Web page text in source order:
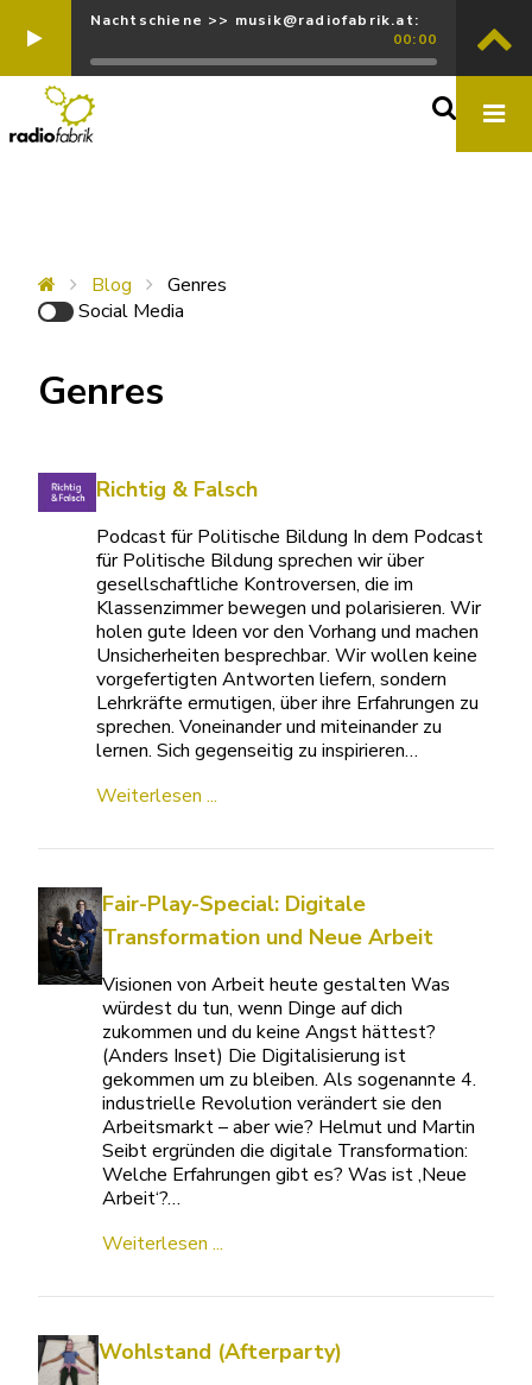
Nachtschiene >> musik@radiofabrik.at:
00:00
Blog
Genres
Social Media
Genres
Richtig & Falsch
Podcast für Politische Bildung In dem Podcast
für Politische Bildung sprechen wir über
gesellschaftliche Kontroversen, die im
Klassenzimmer bewegen und polarisieren. Wir
holen gute Ideen vor den Vorhang und machen
Unsicherheiten besprechbar. Wir wollen keine
vorgefertigten Antworten liefern, sondern
Lehrkräfte ermutigen, über ihre Erfahrungen zu
sprechen. Voneinander und miteinander zu
lernen. Sich gegenseitig zu inspirieren…
Weiterlesen ...
Fair-Play-Special: Digitale
Transformation und Neue Arbeit
Visionen von Arbeit heute gestalten Was
würdest du tun, wenn Dinge auf dich
zukommen und du keine Angst hättest?
(Anders Inset) Die Digitalisierung ist
gekommen um zu bleiben. Als sogenannte 4.
industrielle Revolution verändert sie den
Arbeitsmarkt – aber wie? Helmut und Martin
Seibt ergründen die digitale Transformation:
Welche Erfahrungen gibt es? Was ist ‚Neue
Arbeit‘?…
Weiterlesen ...
Wohlstand (Afterparty)